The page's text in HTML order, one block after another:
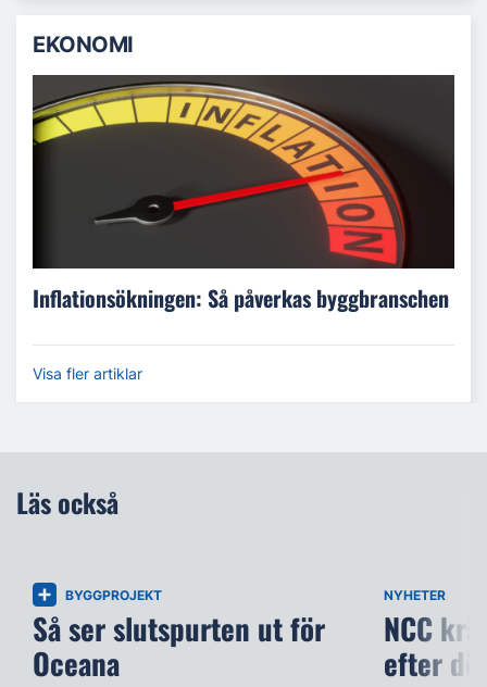
EKONOMI
Inflationsökningen: Så påverkas byggbranschen
Visa fler artiklar
Läs också
BYGGPROJEKT
Så ser slutspurten ut för
Oceana
NYHETER
NCC
efter